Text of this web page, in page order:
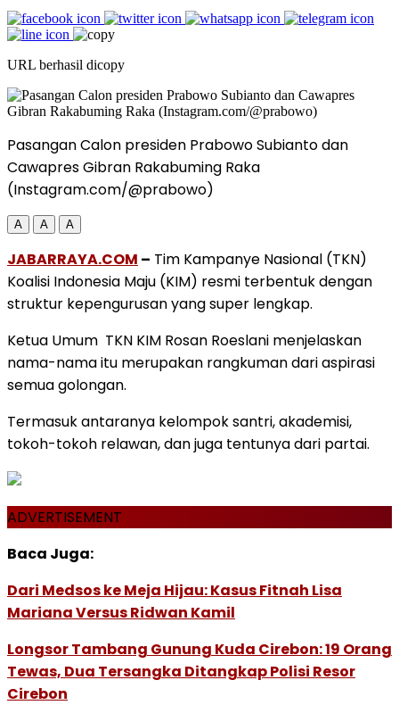
URL berhasil dicopy
Pasangan Calon presiden Prabowo Subianto dan
Cawapres Gibran Rakabuming Raka
(Instagram.com/@prabowo)
A A A
JABARRAYA.COM – Tim Kampanye Nasional (TKN)
Koalisi Indonesia Maju (KIM) resmi terbentuk dengan
struktur kepengurusan yang super lengkap.
Ketua Umum TKN KIM Rosan Roeslani menjelaskan
nama-nama itu merupakan rangkuman dari aspirasi
semua golongan.
Termasuk antaranya kelompok santri, akademisi,
tokoh-tokoh relawan, dan juga tentunya dari partai.
ADVERTISEMENT
Baca Juga:
Dari Medsos ke Meja Hijau: Kasus Fitnah Lisa
Mariana Versus Ridwan Kamil
Longsor Tambang Gunung Kuda Cirebon: 19 Orang
Tewas, Dua Tersangka Ditangkap Polisi Resor
Cirebon